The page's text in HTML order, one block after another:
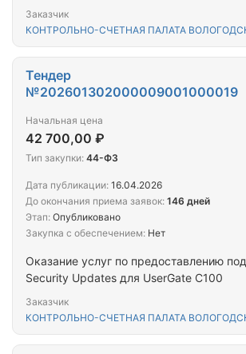
Заказчик
КОНТРОЛЬНО-СЧЕТНАЯ ПАЛАТА
Оказание услуг по предоставлению
Security Updates для UserGate С100
Заказчик
КОНТРОЛЬНО-СЧЕТНАЯ ПАЛАТА
Тендер
№202601302000009001000019
Начальная цена
42 700,00 ₽
Тип закупки: 44-ФЗ
Дата публикации: 16.04.2026
До окончания приема заявок: 146 дней
Этап: Опубликовано
Закупка с обеспечением: Нет